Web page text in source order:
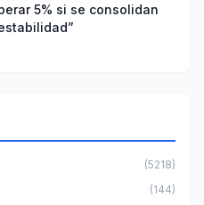
5% si se consolidan
(5218)
(144)